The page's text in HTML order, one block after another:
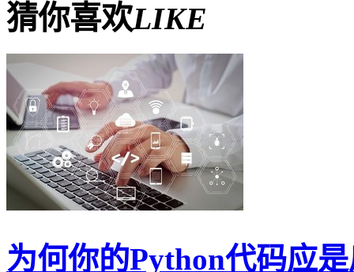
猜你喜欢LIKE
为何你的Python代码应